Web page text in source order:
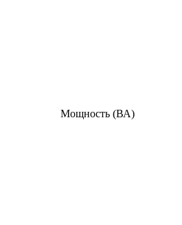
Мощность (ВА)